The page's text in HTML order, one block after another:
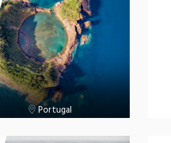
Portugal